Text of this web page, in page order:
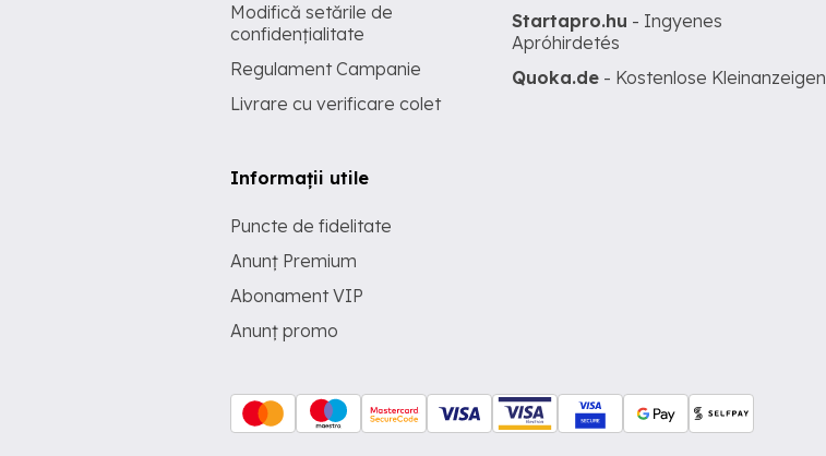
Modifică setările de
confidențialitate
Regulament Campanie
Livrare cu verificare colet
Informații utile
Puncte de fidelitate
Anunț Premium
Abonament VIP
Anunț promo
Startapro.hu - Ingyenes
Apróhirdetés
Quoka.de - Kostenlose Kleinanzeigen